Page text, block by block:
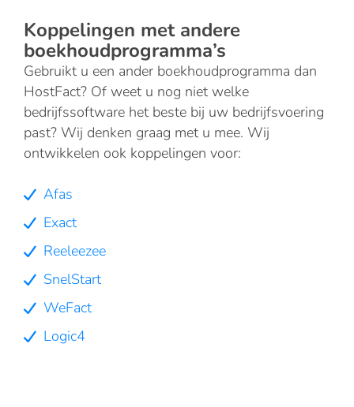
Koppelingen met andere
boekhoudprogramma’s
Gebruikt u een ander boekhoudprogramma dan
HostFact? Of weet u nog niet welke
bedrijfssoftware het beste bij uw bedrijfsvoering
past? Wij denken graag met u mee. Wij
ontwikkelen ook koppelingen voor:
Afas
Exact
Reeleezee
SnelStart
WeFact
Logic4